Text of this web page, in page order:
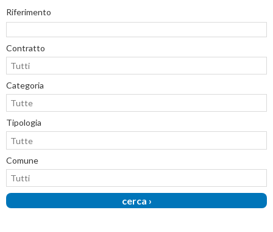
Riferimento
Contratto
Categoria
Tipologia
Comune
cerca ›